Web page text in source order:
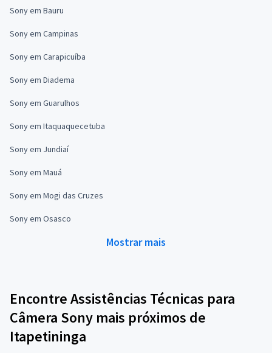
Sony em Bauru
Sony em Campinas
Sony em Carapicuíba
Sony em Diadema
Sony em Guarulhos
Sony em Itaquaquecetuba
Sony em Jundiaí
Sony em Mauá
Sony em Mogi das Cruzes
Sony em Osasco
Mostrar mais
Encontre Assistências Técnicas para
Câmera Sony mais próximos de
Itapetininga